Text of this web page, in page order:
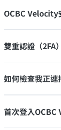
OCBC Velocity
雙重認證（2FA
如何檢查我正連
首次登入OCBC